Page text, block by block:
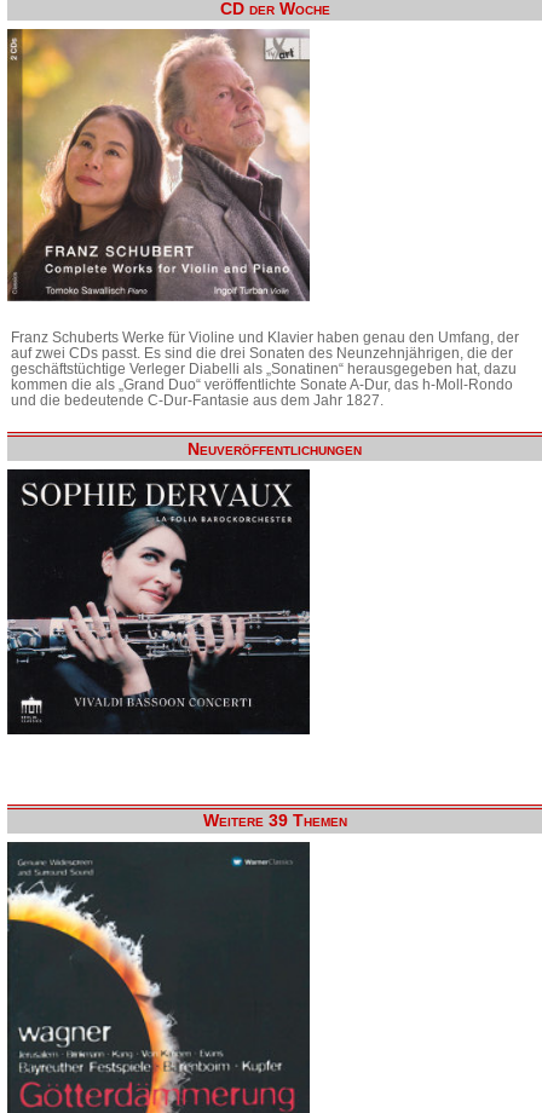
CD der Woche
Franz Schuberts Werke für Violine und Klavier haben genau den Umfang, der
auf zwei CDs passt. Es sind die drei Sonaten des Neunzehnjährigen, die der
geschäftstüchtige Verleger Diabelli als „Sonatinen“ herausgegeben hat, dazu
kommen die als „Grand Duo“ veröffentlichte Sonate A-Dur, das h-Moll-Rondo
und die bedeutende C-Dur-Fantasie aus dem Jahr 1827.
Neuveröffentlichungen
Weitere 39 Themen